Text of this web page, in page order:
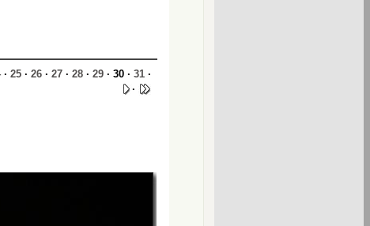
· 25 · 26 · 27 · 28 · 29 · 30 · 31 ·
·